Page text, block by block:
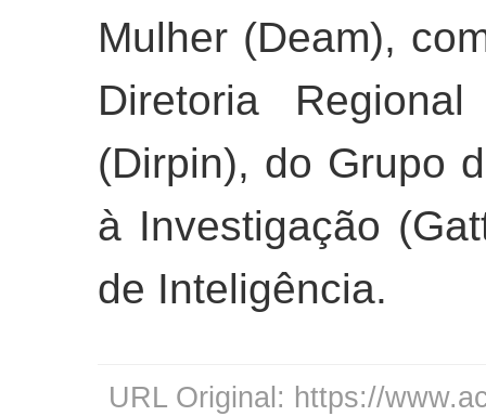
Mulher (Deam),
Diretoria
(Dirpin), do Grupo
à Investigação
de Inteligência.
URL Original: https://